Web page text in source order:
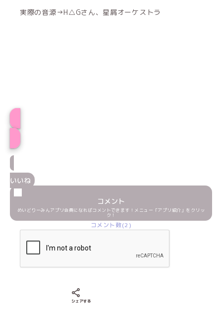
実際の音源→H△Gさん、星屑オーケストラ
いいね
コメント
めいどりーみんアプリ会員になればコメントできます！メニュー「アプリ紹介」をクリッ
ク！
コメント数(2)
シェアする